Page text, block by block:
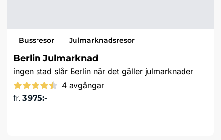
Bussresor Julmarknadsresor
Berlin Julmarknad
ingen stad slår Berlin när det gäller julmarknader
4 avgångar
fr. 3 975:-